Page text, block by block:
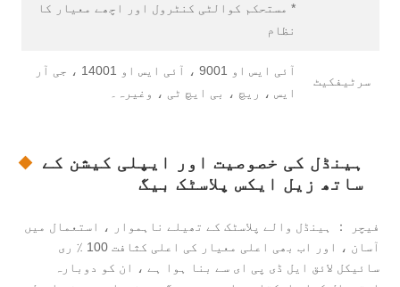
* مستحکم کوالٹی کنٹرول اور اچھے معیار کا
نظام
سرٹیفکیٹ
آئی ایس او 9001 ، آئی ایس او 14001 ، جی آر
ایس ، ریچ ، بی ایچ ٹی ، وغیرہ۔
ہینڈل کی خصوصیت اور ایپلی کیشن کے
ساتھ زیل ایکس پلاسٹک بیگ
فیچر ： ہینڈل والے پلاسٹک کے تھیلے ناہموار ، استعمال میں
آسان ، اور اب بھی اعلی معیار کی اعلی کثافت 100 ٪ ری
سائیکل لائق ایل ڈی پی ای سے بنا ہوا ہے ، ان کو دوبارہ